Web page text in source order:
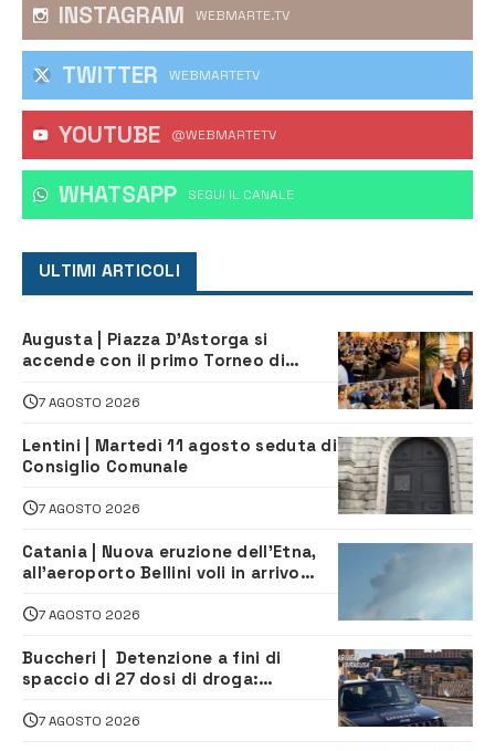
INSTAGRAM WEBMARTE.TV
TWITTER WEBMARTETV
YOUTUBE @WEBMARTETV
WHATSAPP ‎SEGUI IL CANALE
ULTIMI ARTICOLI
Augusta | Piazza D’Astorga si
accende con il primo Torneo di
7 AGOSTO 2026
Lentini | Martedì 11 agosto seduta di
Consiglio Comunale
7 AGOSTO 2026
Catania | Nuova eruzione dell’Etna,
all’aeroporto Bellini voli in arrivo
7 AGOSTO 2026
Buccheri | Detenzione a fini di
spaccio di 27 dosi di droga:
7 AGOSTO 2026